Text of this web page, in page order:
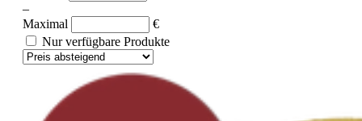
–
Maximal
€
Nur verfügbare Produkte